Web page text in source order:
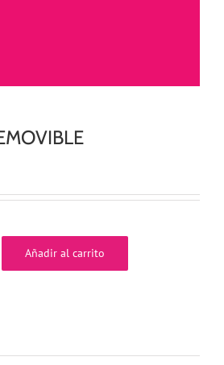
Añadir al carrito